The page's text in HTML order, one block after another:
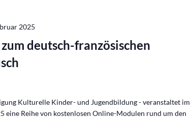
deutsch-französischen
2025
Kulturelle Kinder- und Jugendbildung - veranstaltet im
eine Reihe von kostenlosen Online-Modulen rund um den